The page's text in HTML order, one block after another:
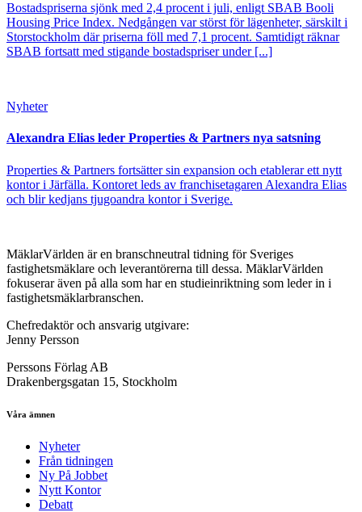
Bostadspriserna sjönk med 2,4 procent i juli, enligt SBAB Booli
Housing Price Index. Nedgången var störst för lägenheter, särskilt i
Storstockholm där priserna föll med 7,1 procent. Samtidigt räknar
SBAB fortsatt med stigande bostadspriser under [...]
Nyheter
Alexandra Elias leder Properties & Partners nya satsning
Properties & Partners fortsätter sin expansion och etablerar ett nytt
kontor i Järfälla. Kontoret leds av franchisetagaren Alexandra Elias
och blir kedjans tjugoandra kontor i Sverige.
MäklarVärlden är en branschneutral tidning för Sveriges
fastighetsmäklare och leverantörerna till dessa. MäklarVärlden
fokuserar även på alla som har en studieinriktning som leder in i
fastighetsmäklarbranschen.
Chefredaktör och ansvarig utgivare:
Jenny Persson
Perssons Förlag AB
Drakenbergsgatan 15, Stockholm
Våra ämnen
Nyheter
Från tidningen
Ny På Jobbet
Nytt Kontor
Debatt